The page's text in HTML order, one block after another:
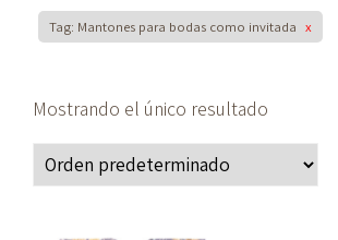
Tag: Mantones para bodas como invitada x
Mostrando el único resultado